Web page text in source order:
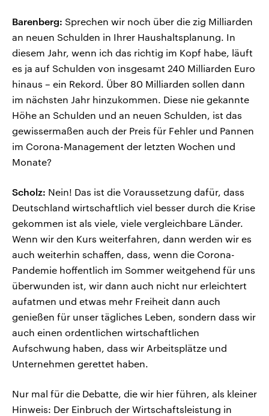
Barenberg: Sprechen wir noch über die zig Milliarden
an neuen Schulden in Ihrer Haushaltsplanung. In
diesem Jahr, wenn ich das richtig im Kopf habe, läuft
es ja auf Schulden von insgesamt 240 Milliarden Euro
hinaus – ein Rekord. Über 80 Milliarden sollen dann
im nächsten Jahr hinzukommen. Diese nie gekannte
Höhe an Schulden und an neuen Schulden, ist das
gewissermaßen auch der Preis für Fehler und Pannen
im Corona-Management der letzten Wochen und
Monate?
Scholz: Nein! Das ist die Voraussetzung dafür, dass
Deutschland wirtschaftlich viel besser durch die Krise
gekommen ist als viele, viele vergleichbare Länder.
Wenn wir den Kurs weiterfahren, dann werden wir es
auch weiterhin schaffen, dass, wenn die Corona-
Pandemie hoffentlich im Sommer weitgehend für uns
überwunden ist, wir dann auch nicht nur erleichtert
aufatmen und etwas mehr Freiheit dann auch
genießen für unser tägliches Leben, sondern dass wir
auch einen ordentlichen wirtschaftlichen
Aufschwung haben, dass wir Arbeitsplätze und
Unternehmen gerettet haben.
Nur mal für die Debatte, die wir hier führen, als kleiner
Hinweis: Der Einbruch der Wirtschaftsleistung in